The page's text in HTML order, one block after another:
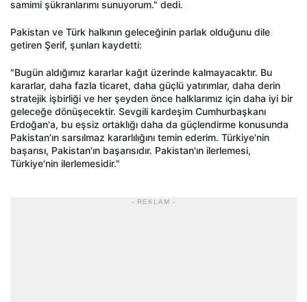
samimi şükranlarımı sunuyorum." dedi.
Pakistan ve Türk halkının geleceğinin parlak olduğunu dile
getiren Şerif, şunları kaydetti:
"Bugün aldığımız kararlar kağıt üzerinde kalmayacaktır. Bu
kararlar, daha fazla ticaret, daha güçlü yatırımlar, daha derin
stratejik işbirliği ve her şeyden önce halklarımız için daha iyi bir
geleceğe dönüşecektir. Sevgili kardeşim Cumhurbaşkanı
Erdoğan'a, bu eşsiz ortaklığı daha da güçlendirme konusunda
Pakistan’ın sarsılmaz kararlılığını temin ederim. Türkiye'nin
başarısı, Pakistan'ın başarısıdır. Pakistan'ın ilerlemesi,
Türkiye'nin ilerlemesidir."
- REKLAM -